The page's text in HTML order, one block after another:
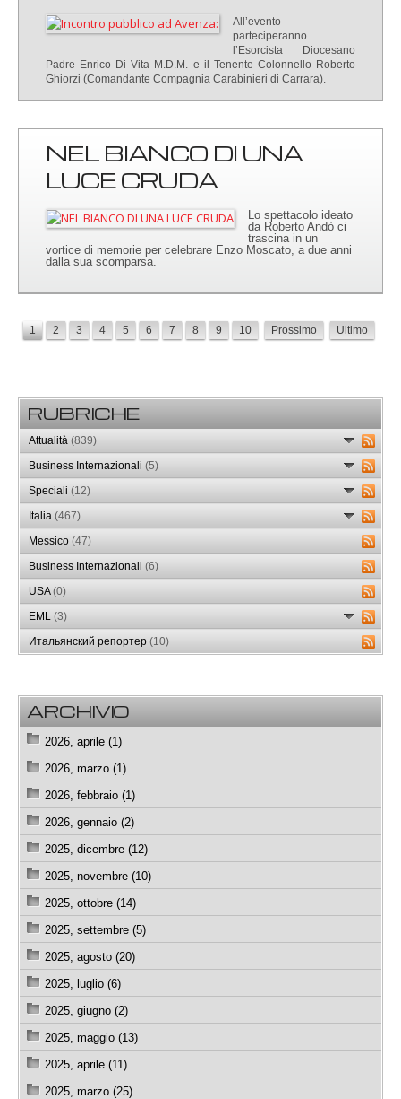
All’evento
parteciperanno
l’Esorcista Diocesano
Padre Enrico Di Vita M.D.M. e il Tenente Colonnello Roberto
Ghiorzi (Comandante Compagnia Carabinieri di Carrara).
NEL BIANCO DI UNA
LUCE CRUDA
Lo spettacolo ideato
da Roberto Andò ci
trascina in un
vortice di memorie per celebrare Enzo Moscato, a due anni
dalla sua scomparsa.
1 2 3 4 5 6 7 8 9 10 Prossimo Ultimo
RUBRICHE
Attualità (839)
Business Internazionali (5)
Speciali (12)
Italia (467)
Messico (47)
Business Internazionali (6)
USA(0)
EML (3)
Итальянский репортер (10)
ARCHIVIO
2026, aprile (1)
2026, marzo (1)
2026, febbraio (1)
2026, gennaio (2)
2025, dicembre (12)
2025, novembre (10)
2025, ottobre (14)
2025, settembre (5)
2025, agosto (20)
2025, luglio (6)
2025, giugno (2)
2025, maggio (13)
2025, aprile (11)
2025, marzo (25)